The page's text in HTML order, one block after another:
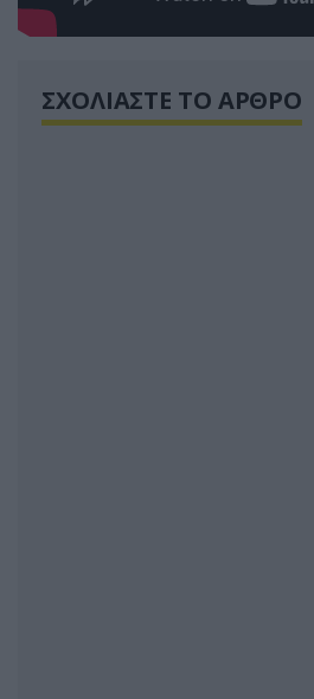
ΣΧΟΛΙΑΣΤΕ ΤΟ ΑΡΘΡΟ